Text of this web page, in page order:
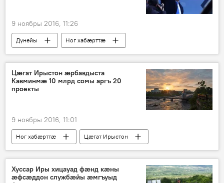
9 ноябры 2016, 11:26
Дунейы Ног хабӕрттӕ
Цӕгат Ирыстон ӕрбавдыста
Кавминмӕ 10 млрд сомы аргъ 20
проекты
9 ноябры 2016, 11:01
Ног хабӕрттӕ Цӕгат Ирыстон
Хуссар Иры хицауад фӕнд кӕны
ӕфсӕддон службӕйы ӕмгъуыд